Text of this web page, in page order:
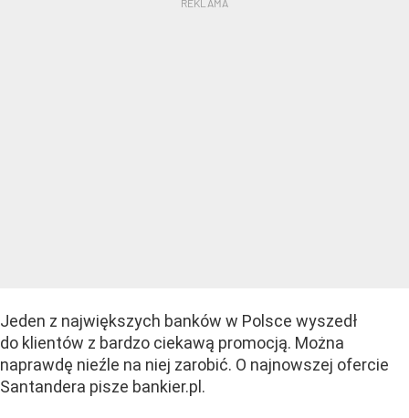
Jeden z największych banków w Polsce wyszedł
do klientów z bardzo ciekawą promocją. Można
naprawdę nieźle na niej zarobić. O najnowszej ofercie
Santandera pisze bankier.pl.